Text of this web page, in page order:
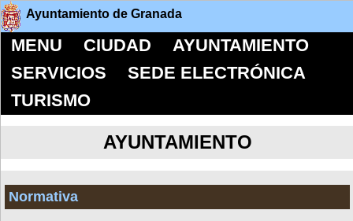
Ayuntamiento de Granada
MENU CIUDAD
AYUNTAMIENTO
SERVICIOS
SEDE ELECTRÓNICA
TURISMO
AYUNTAMIENTO
Normativa